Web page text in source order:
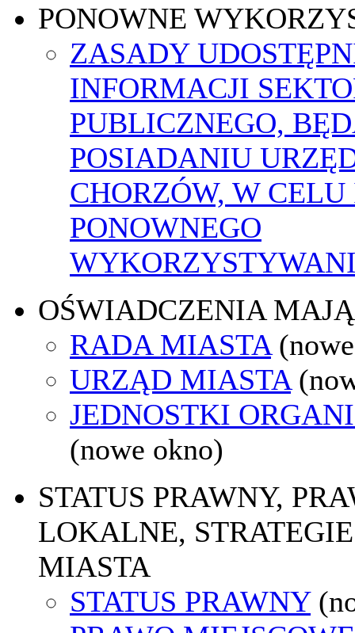
PONOWNE
ZASADY
INFORMACJI
PUBLICZNEGO,
POSIADANIU
CHORZÓW, W
PONOWNEGO
OŚWIADCZENIA
RADA MIASTA
URZĄD MIASTA
JEDNOSTKI
(nowe okno)
STATUS PRAWNY,
LOKALNE,
MIASTA
STATUS PRAWNY